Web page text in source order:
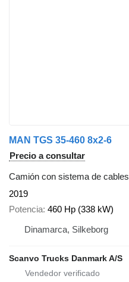
MAN TGS 35-460 8x2-6
Precio a consultar
Camión con sistema de cables
2019
Potencia 460 Hp (338 kW)
Dinamarca, Silkeborg
Scanvo Trucks Danmark A/S